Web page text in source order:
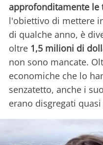
approfonditamente le
l'obiettivo di mettere
di qualche anno, è
oltre 1,5 milioni di
non sono mancate.
economiche che lo
senzatetto, anche i
erano disgregati